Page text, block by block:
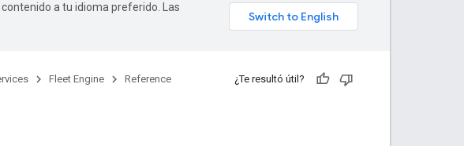
a tu idioma preferido. Las
Fleet Engine
Reference
¿Te resultó útil?